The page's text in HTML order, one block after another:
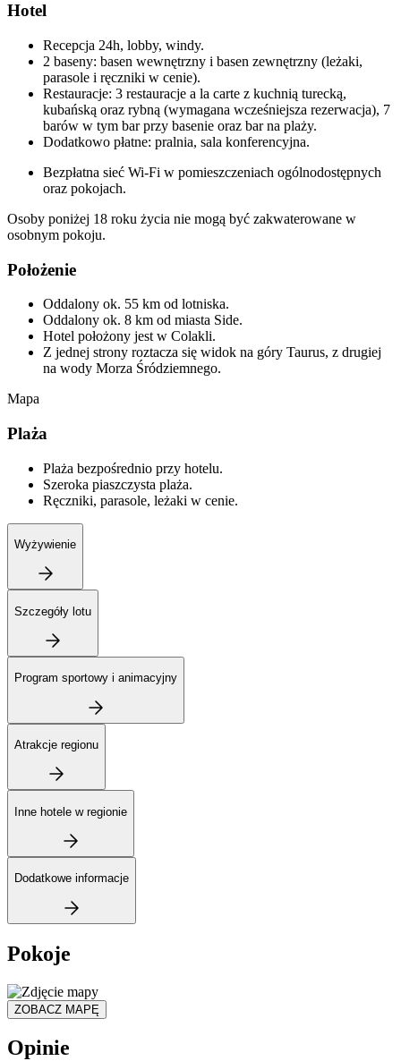
Hotel
Recepcja 24h, lobby, windy.
2 baseny: basen wewnętrzny i basen zewnętrzny (leżaki,
parasole i ręczniki w cenie).
Restauracje: 3 restauracje a la carte z kuchnią turecką,
kubańską oraz rybną (wymagana wcześniejsza rezerwacja), 7
barów w tym bar przy basenie oraz bar na plaży.
Dodatkowo płatne: pralnia, sala konferencyjna.
Bezpłatna sieć Wi-Fi w pomieszczeniach ogólnodostępnych
oraz pokojach.
Osoby poniżej 18 roku życia nie mogą być zakwaterowane w
osobnym pokoju.
Położenie
Oddalony ok. 55 km od lotniska.
Oddalony ok. 8 km od miasta Side.
Hotel położony jest w Colakli.
Z jednej strony roztacza się widok na góry Taurus, z drugiej
na wody Morza Śródziemnego.
Mapa
Plaża
Plaża bezpośrednio przy hotelu.
Szeroka piaszczysta plaża.
Ręczniki, parasole, leżaki w cenie.
Wyżywienie
Szczegóły lotu
Program sportowy i animacyjny
Atrakcje regionu
Inne hotele w regionie
Dodatkowe informacje
Pokoje
ZOBACZ MAPĘ
Opinie